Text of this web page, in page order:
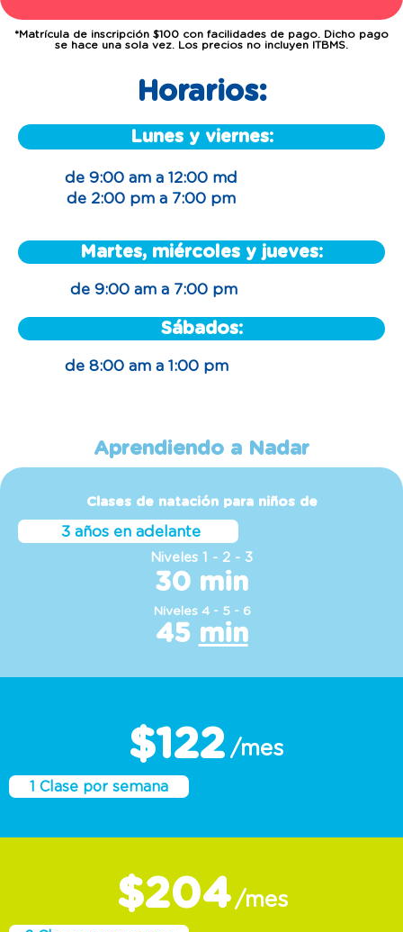
*Matrícula de inscripción $100 con facilidades de pago. Dicho pago
se hace una sola vez. Los precios no incluyen ITBMS.
Horarios:
Lunes y viernes:
de 2:00 pm a 7:00 pm
Martes, miércoles y jueves:
Sábados:
Aprendiendo a Nadar
3 años en adelante
Niveles 1 - 2 - 3
30 min
45min
$122 /mes
1 Clase por semana
$204 /mes
2 Clases por semana